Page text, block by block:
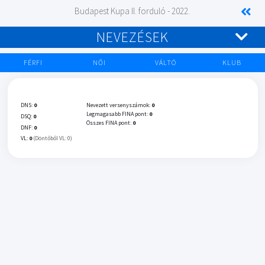
Budapest Kupa II. forduló - 2022.
NEVEZÉSEK
FÉRFI NŐI VÁLTÓ KLUB
DNS: 0
DSQ: 0
DNF: 0
VL: 0 (Döntőből VL: 0)
Nevezett versenyszámok: 0
Legmagasabb FINA pont: 0
Összes FINA pont: 0